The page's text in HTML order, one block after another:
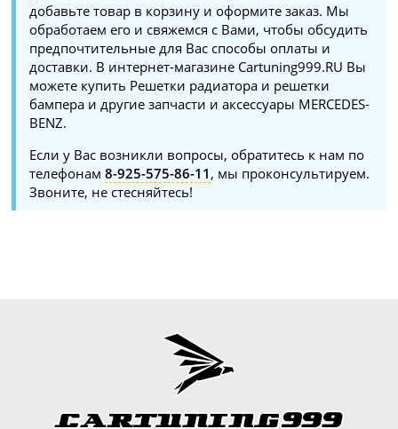
добавьте товар в корзину и оформите заказ. Мы
обработаем его и свяжемся с Вами, чтобы обсудить
предпочтительные для Вас способы оплаты и
доставки. В интернет-магазине Cartuning999.RU Вы
можете купить Решетки радиатора и решетки
бампера и другие запчасти и аксессуары MERCEDES-
BENZ.
Если у Вас возникли вопросы, обратитесь к нам по
телефонам8-925-575-86-11 , мы проконсультируем.
Звоните, не стесняйтесь!